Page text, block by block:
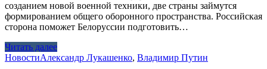
созданием новой военной техники, две страны займутся
формированием общего оборонного пространства. Российская
сторона поможет Белоруссии подготовить…
Читать далее
НовостиАлександр Лукашенко, Владимир Путин